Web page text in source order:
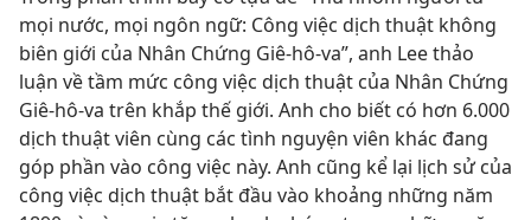
mọi nước, mọi ngôn ngữ: Công việc dịch thuật không
biên giới của Nhân Chứng Giê-hô-va”, anh Lee thảo
luận về tầm mức công việc dịch thuật của Nhân Chứng
Giê-hô-va trên khắp thế giới. Anh cho biết có hơn 6.000
dịch thuật viên cùng các tình nguyện viên khác đang
góp phần vào công việc này. Anh cũng kể lại lịch sử của
công việc dịch thuật bắt đầu vào khoảng những năm